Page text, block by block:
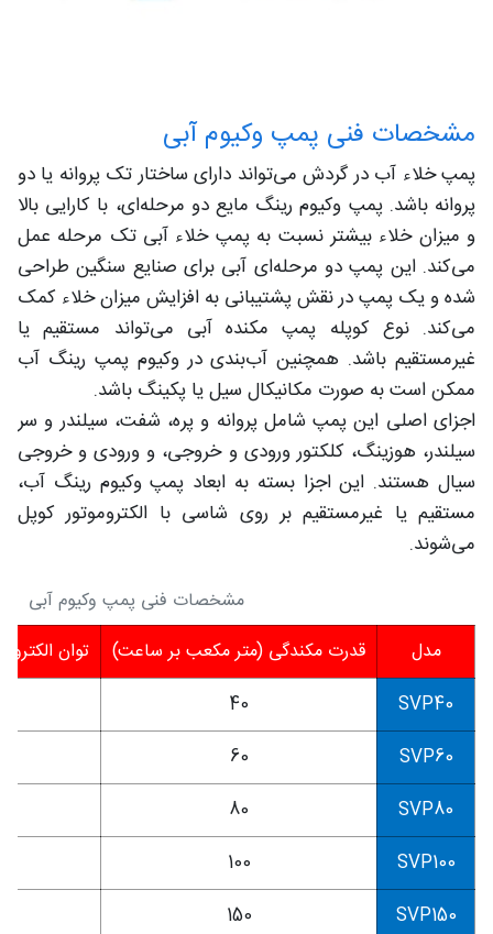
مشخصات فنی پمپ وکیوم آبی
پمپ خلاء آب در گردش می‌تواند دارای ساختار تک پروانه یا دو
پروانه باشد. پمپ وکیوم رینگ مایع دو مرحله‌ای، با کارایی بالا
و میزان خلاء بیشتر نسبت به پمپ خلاء آبی تک مرحله عمل
می‌کند. این پمپ دو مرحله‌ای آبی برای صنایع سنگین طراحی
شده و یک پمپ در نقش پشتیبانی به افزایش میزان خلاء کمک
می‌کند. نوع کوپله پمپ‌ مکنده آبی می‌تواند مستقیم یا
غیرمستقیم باشد. همچنین آب‌بندی در وکیوم پمپ‌ رینگ آب
ممکن است به صورت مکانیکال سیل یا پکینگ باشد.
اجزای اصلی این پمپ‌ شامل پروانه و پره، شفت، سیلندر و سر
سیلندر، هوزینگ، کلکتور ورودی و خروجی، و ورودی و خروجی
سیال هستند. این اجزا بسته به ابعاد پمپ وکیوم رینگ آب،
مستقیم یا غیرمستقیم بر روی شاسی با الکتروموتور کوپل
می‌شوند.
مشخصات فنی پمپ وکیوم آبی
مدل
قدرت مکندگی (متر مکعب بر ساعت)
توان
SVP40
40
SVP60
60
SVP80
80
SVP100
100
SVP150
150